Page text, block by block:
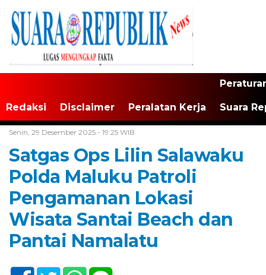
Redaksi Disclaimer Peralatan Kerja Suara
Senin, 29 Desember 2025 - 19:25 WIB
Satgas Ops Lilin Salawaku
Polda Maluku Patroli
Pengamanan Lokasi
Wisata Santai Beach dan
Pantai Namalatu